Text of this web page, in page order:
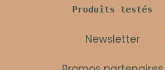
Produits testés
Newsletter